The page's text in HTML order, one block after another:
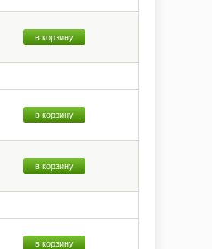
в корзину
в корзину
в корзину
в корзину